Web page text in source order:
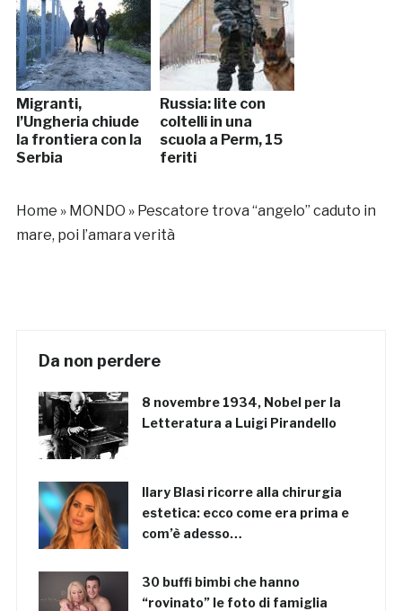
Migranti,
l’Ungheria chiude
la frontiera con la
Serbia
Russia: lite con
coltelli in una
scuola a Perm, 15
feriti
Home » MONDO » Pescatore trova “angelo” caduto in
mare, poi l’amara verità
Da non perdere
8 novembre 1934, Nobel per la
Letteratura a Luigi Pirandello
Ilary Blasi ricorre alla chirurgia
estetica: ecco come era prima e
com’è adesso…
30 buffi bimbi che hanno
“rovinato” le foto di famiglia